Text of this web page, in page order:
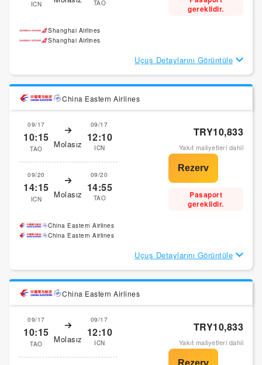
ICN TAO
gereklidir.
Shanghai Airlines
Shanghai Airlines
Uçuş Detaylarını Görüntüle
China Eastern Airlines
09/17
10:15
TAO Molasız
09/17
12:10
ICN
09/20
14:15
ICN Molasız
09/20
14:55
TAO
TRY10,833
Yakıt maliyetleri dahil
Pasaport
gereklidir.
China Eastern Airlines
China Eastern Airlines
Uçuş Detaylarını Görüntüle
China Eastern Airlines
09/17
10:15
TAO Molasız
09/17
12:10
ICN
TRY10,833
Yakıt maliyetleri dahil